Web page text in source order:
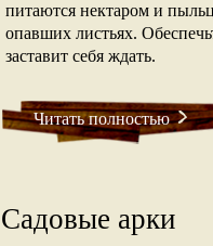
питаются нектаром и
опавших листьях.
заставит себя ждать.
Читать полностью
Садовые арки